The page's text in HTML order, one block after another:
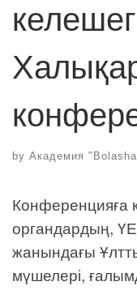
by Академия
Конференцияға
органдардың,
жанындағы
мүшелері,